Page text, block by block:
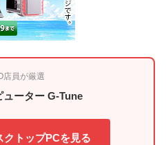
店員が厳選
ューター G-Tune
トップPCを見る